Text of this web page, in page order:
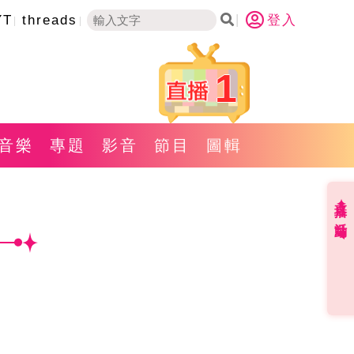
threads 登入
1
樂 專題 影音 節目 圖輯
直播✦活動